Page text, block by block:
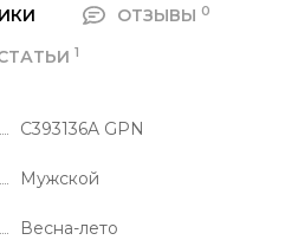
ОТЗЫВЫ 0
1
C393136A GPN
Мужской
Весна-лето